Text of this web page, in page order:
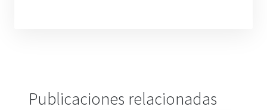
Publicaciones relacionadas